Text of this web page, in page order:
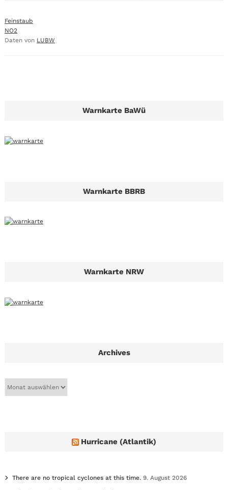
Feinstaub
NO2
Daten von LUBW
Warnkarte BaWü
Warnkarte BBRB
Warnkarte NRW
Archives
Hurricane (Atlantik)
There are no tropical cyclones at this time. 9. August 2026